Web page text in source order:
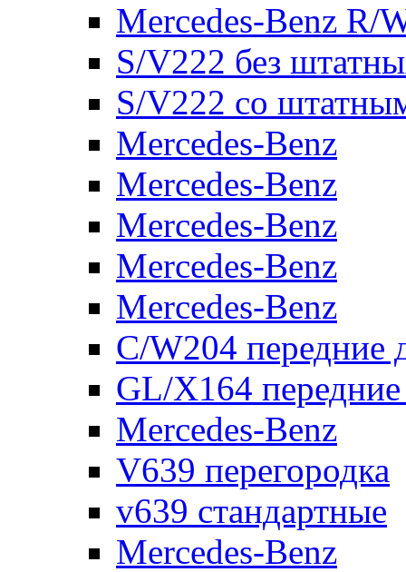
Mercedes-Benz R/
S/V222 без
S/V222 со
Mercedes-Benz
Mercedes-Benz
Mercedes-Benz
Mercedes-Benz
Mercedes-Benz
C/W204 передние
GL/X164
Mercedes-Benz
V639 перегородка
v639 стандартные
Mercedes-Benz